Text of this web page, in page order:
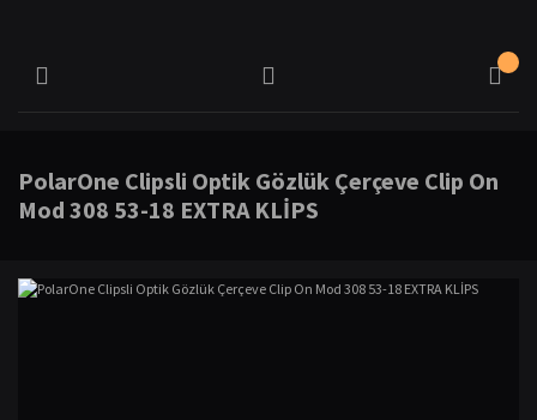
PolarOne Clipsli Optik Gözlük Çerçeve Clip On
Mod 308 53-18 EXTRA KLİPS